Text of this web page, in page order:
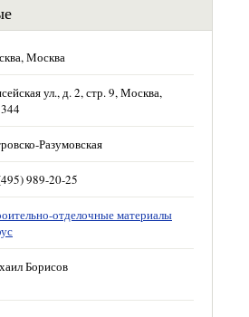
Москва
ул., д. 2, стр. 9, Москва,
Разумовская
989-20-25
отделочные материалы
Борисов